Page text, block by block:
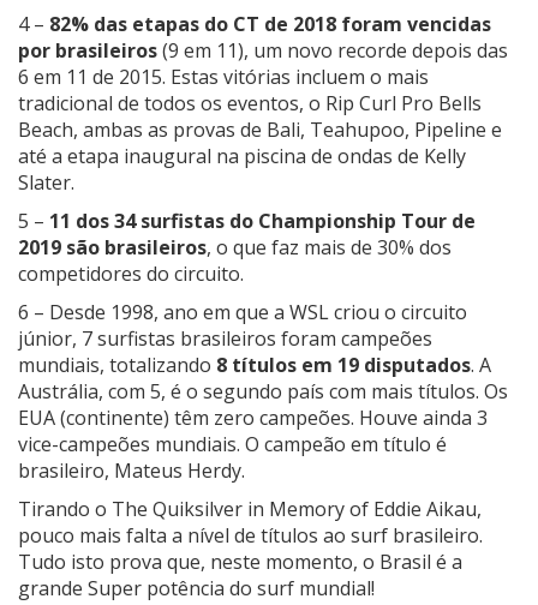
4 – 82% das etapas do CT de 2018 foram vencidas
por brasileiros(9 em 11), um novo recorde depois das
6 em 11 de 2015. Estas vitórias incluem o mais
tradicional de todos os eventos, o Rip Curl Pro Bells
Beach, ambas as provas de Bali, Teahupoo, Pipeline e
até a etapa inaugural na piscina de ondas de Kelly
Slater.
5 – 11 dos 34 surfistas do Championship Tour de
2019 são brasileiros, o que faz mais de 30% dos
competidores do circuito.
6 – Desde 1998, ano em que a WSL criou o circuito
júnior, 7 surfistas brasileiros foram campeões
mundiais, totalizando 8 títulos em 19 disputados. A
Austrália, com 5, é o segundo país com mais títulos. Os
EUA (continente) têm zero campeões. Houve ainda 3
vice-campeões mundiais. O campeão em título é
brasileiro, Mateus Herdy.
Tirando o The Quiksilver in Memory of Eddie Aikau,
pouco mais falta a nível de títulos ao surf brasileiro.
Tudo isto prova que, neste momento, o Brasil é a
grande Super potência do surf mundial!